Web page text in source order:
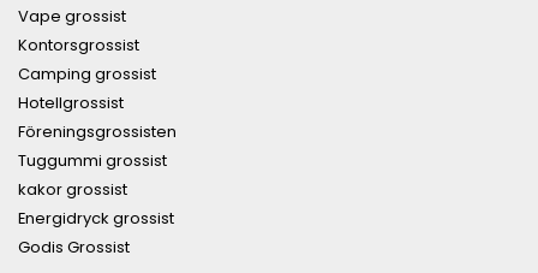
Vape grossist
Kontorsgrossist
Camping grossist
Hotellgrossist
Föreningsgrossisten
Tuggummi grossist
kakor grossist
Energidryck grossist
Godis Grossist